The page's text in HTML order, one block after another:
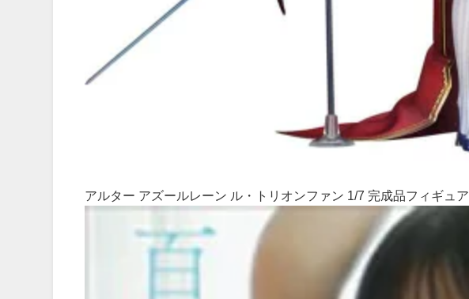
アルター アズールレーン ル・トリオンファン 1/7 完成品フィギュア